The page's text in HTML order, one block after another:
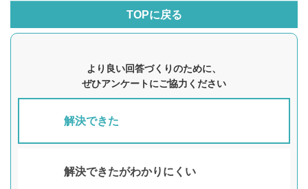
TOPに戻る
より良い回答づくりのために、
ぜひアンケートにご協力ください
解決できた
解決できたがわかりにくい